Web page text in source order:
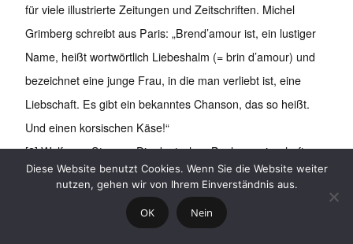
für viele illustrierte Zeitungen und Zeitschriften. Michel
Grimberg schreibt aus Paris: „Brend’amour ist, ein lustiger
Name, heißt wortwörtlich Liebeshalm (= brin d’amour) und
bezeichnet eine junge Frau, in die man verliebt ist, eine
Liebschaft. Es gibt ein bekanntes Chanson, das so heißt.
Und einen korsischen Käse!“
[2] Wolfgang Strauss: Die deutschen Buchgemeinschaften.
In: Der deutsche Buchhandel. München/Gütersloh 1962,
[3] U. a. im Börsenblatt, Nr. 189, 17. August 1891, S. 4686.
Diese Website benutzt Cookies. Wenn Sie die Website weiter
nutzen, gehen wir von Ihrem Einverständnis aus.
OK Nein